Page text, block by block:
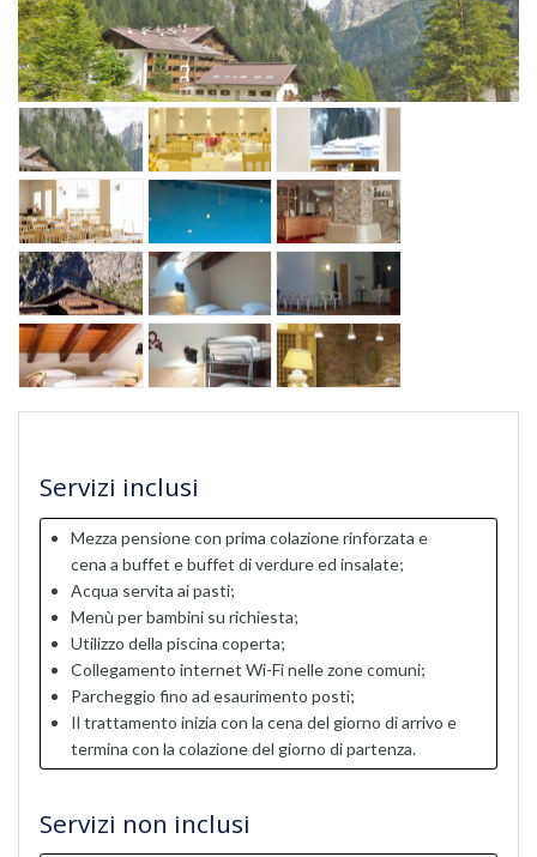
Servizi inclusi
Mezza pensione con prima colazione rinforzata e
cena a buffet e buffet di verdure ed insalate;
Acqua servita ai pasti;
Menù per bambini su richiesta;
Utilizzo della piscina coperta;
Collegamento internet Wi-Fi nelle zone comuni;
Parcheggio fino ad esaurimento posti;
Il trattamento inizia con la cena del giorno di arrivo e
termina con la colazione del giorno di partenza.
Servizi non inclusi